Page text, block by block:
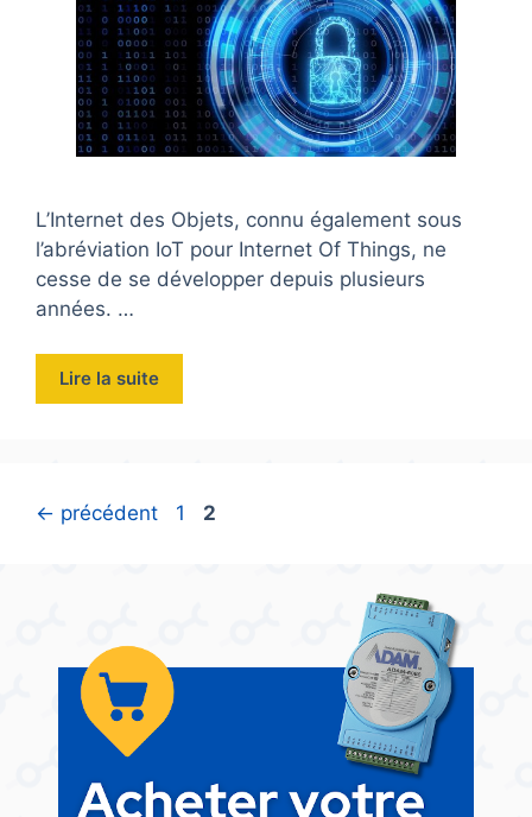
L’Internet des Objets, connu également sous
l’abréviation IoT pour Internet Of Things, ne
cesse de se développer depuis plusieurs
années. …
Lire la suite
← précédent Page
1 Page
2